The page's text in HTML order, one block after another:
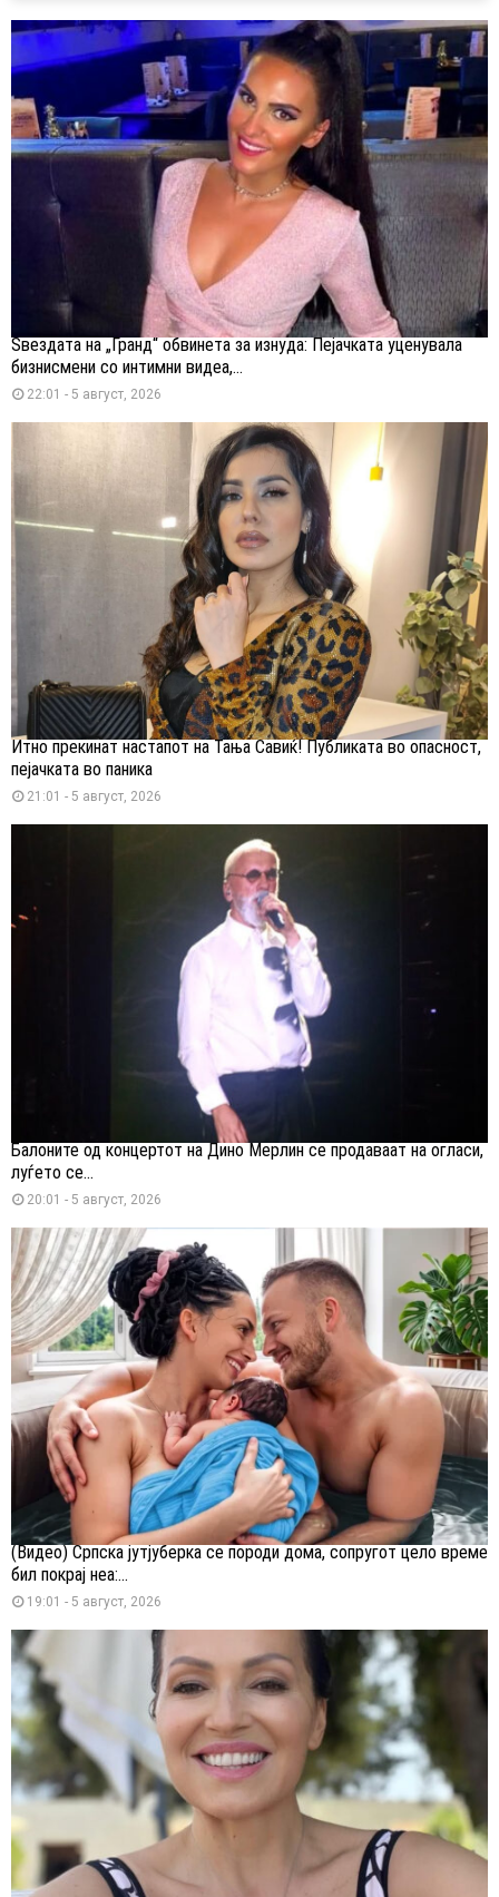
Ѕвездата на „Гранд“ обвинета за изнуда: Пејачката уценувала
бизнисмени со интимни видеа,...
22:01 - 5 август, 2026
Итно прекинат настапот на Тања Савиќ! Публиката во опасност,
пејачката во паника
21:01 - 5 август, 2026
Балоните од концертот на Дино Мерлин се продаваат на огласи,
луѓето се...
20:01 - 5 август, 2026
(Видео) Српска јутјуберка се породи дома, сопругот цело време
бил покрај неа:...
19:01 - 5 август, 2026